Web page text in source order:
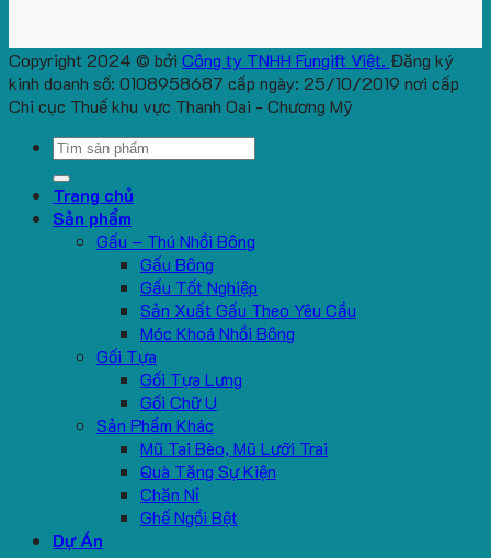
Copyright 2024 © bởi Công ty TNHH Fungift Việt. Đăng ký
kinh doanh số: 0108958687 cấp ngày: 25/10/2019 nơi cấp
Chi cục Thuế khu vực Thanh Oai - Chương Mỹ
Search
Trang chủ
Sản phẩm
Gấu – Thú Nhồi Bông
Gấu Bông
Gấu Tốt Nghiệp
Sản Xuất Gấu Theo Yêu Cầu
Móc Khoá Nhồi Bông
Gối Tựa
Gối Tựa Lưng
Gối Chữ U
Sản Phẩm Khác
Mũ Tai Bèo, Mũ Lưỡi Trai
Quà Tặng Sự Kiện
Chăn Nỉ
Ghế Ngồi Bệt
Dự Án